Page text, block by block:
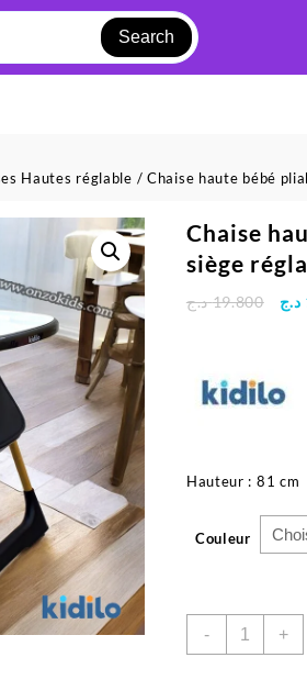
Search
Hautes réglable / Chaise haute bébé
Chaise
siège
19.800 د.ج
Le
د.ج
Hauteur : 81 cm
Couleur
-
quantité +